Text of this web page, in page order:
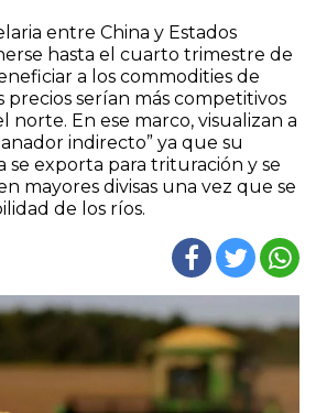
entre China y Estados
hasta el cuarto trimestre de
a los commodities de
precios serían más competitivos
norte. En ese marco, visualizan a
indirecto” ya que su
se exporta para trituración y se
mayores divisas una vez que se
de los ríos.